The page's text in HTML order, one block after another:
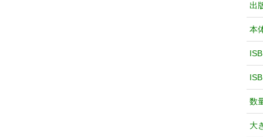
出
本
数
大